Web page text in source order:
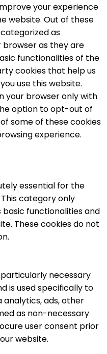
your experience
website. Out of these
as
browser as they are
functionalities of the
cookies that help us
use this website.
your browser only with
option to opt-out of
some of these cookies
experience.
essential for the
category only
functionalities and
These cookies do not
necessary
is used specifically to
ads, other
as non-necessary
user consent prior
website.